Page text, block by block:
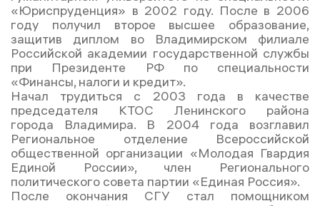
«Юриспруденция» в 2002 году. После в 2006
году получил второе высшее образование,
защитив диплом во Владимирском филиале
Российской академии государственной службы
при Президенте РФ по специальности
«Финансы, налоги и кредит».
Начал трудиться с 2003 года в качестве
председателя КТОС Ленинского района
города Владимира. В 2004 года возглавил
Региональное отделение Всероссийской
общественной организации «Молодая Гвардия
Единой России», член Регионального
политического совета партии «Единая Россия».
После окончания СГУ стал помощником